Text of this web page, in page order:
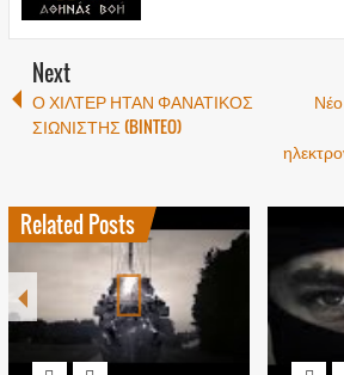
Next
Ο ΧΙΛΤΕΡ ΗΤΑΝ ΦΑΝΑΤΙΚΟΣ
ΣΙΩΝΙΣΤΗΣ (BINTEO)
Related Posts